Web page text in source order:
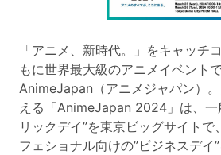
「アニメ、新時代。」をキャッチ
もに世界最大級のアニメイベント
AnimeJapan（アニメジャパン）
える「AnimeJapan 2024」は、一
リックデイ”を東京ビッグサイトで
フェショナル向けの”ビジネスデイ